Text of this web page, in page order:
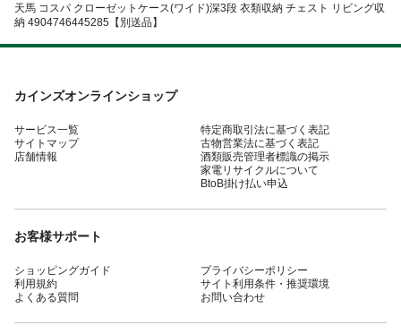
天馬 コスパ クローゼットケース(ワイド)深3段 衣類収納 チェスト リビング収
納 4904746445285【別送品】
カインズオンラインショップ
サービス一覧
サイトマップ
店舗情報
特定商取引法に基づく表記
古物営業法に基づく表記
酒類販売管理者標識の掲示
家電リサイクルについて
BtoB掛け払い申込
お客様サポート
ショッピングガイド
利用規約
よくある質問
プライバシーポリシー
サイト利用条件・推奨環境
お問い合わせ